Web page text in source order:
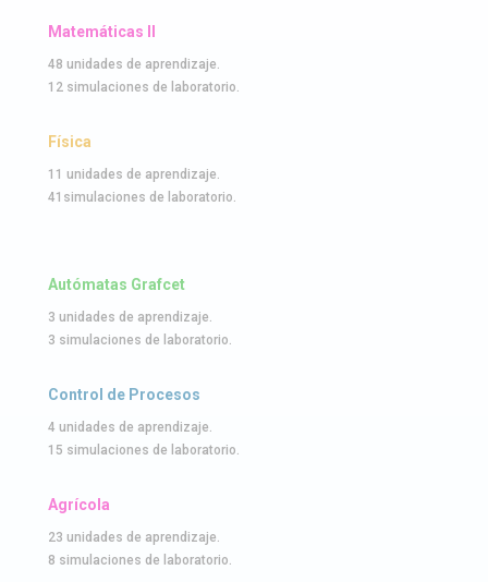
Matemáticas ll
48 unidades de aprendizaje.
12 simulaciones de laboratorio.
Física
11 unidades de aprendizaje.
41simulaciones de laboratorio.
Autómatas Grafcet
3 unidades de aprendizaje.
3 simulaciones de laboratorio.
Control de Procesos
4 unidades de aprendizaje.
15 simulaciones de laboratorio.
Agrícola
23 unidades de aprendizaje.
8 simulaciones de laboratorio.